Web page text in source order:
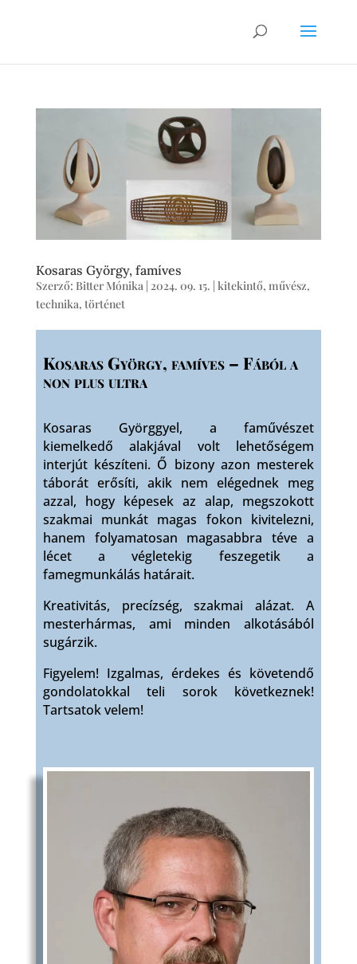
Kosaras György, famíves
Szerző: Bitter Mónika| 2024. 09. 15. | kitekintő, művész,
technika, történet
Kosaras György, famíves – Fából a
non plus ultra
Kosaras Györggyel, a faművészet
kiemelkedő alakjával volt lehetőségem
interjút készíteni. Ő bizony azon mesterek
táborát erősíti, akik nem elégednek meg
azzal, hogy képesek az alap, megszokott
szakmai munkát magas fokon kivitelezni,
hanem folyamatosan magasabbra téve a
lécet a végletekig feszegetik a
famegmunkálás határait.
Kreativitás, precízség, szakmai alázat. A
mesterhármas, ami minden alkotásából
sugárzik.
Figyelem! Izgalmas, érdekes és követendő
gondolatokkal teli sorok következnek!
Tartsatok velem!